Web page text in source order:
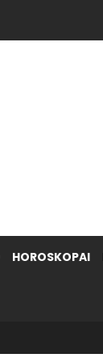
HOROSKOPAI